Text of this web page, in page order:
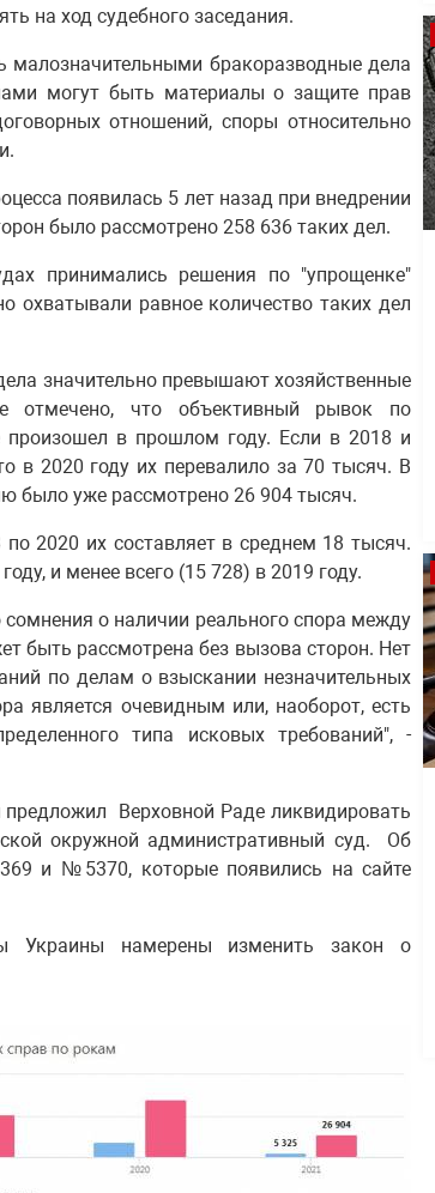
на ход судебного заседания.
малозначительными бракоразводные дела
могут быть материалы о защите прав
отношений, споры относительно
появилась 5 лет назад при внедрении
было рассмотрено 258 636 таких дел.
принимались решения по "упрощенке"
равное количество таких дел
значительно превышают хозяйственные
отмечено, что объективный рывок по
в прошлом году. Если в 2018 и
в 2020 году их перевалило за 70 тысяч. В
было уже рассмотрено 26 904 тысяч.
2020 их составляет в среднем 18 тысяч.
и менее всего (15 728) в 2019 году.
о наличии реального спора между
быть рассмотрена без вызова сторон. Нет
по делам о взыскании незначительных
является очевидным или, наоборот, есть
типа исковых требований", -
Верховной Раде ликвидировать
окружной административный суд. Об
и №5370, которые появились на сайте
Украины намерены изменить закон о